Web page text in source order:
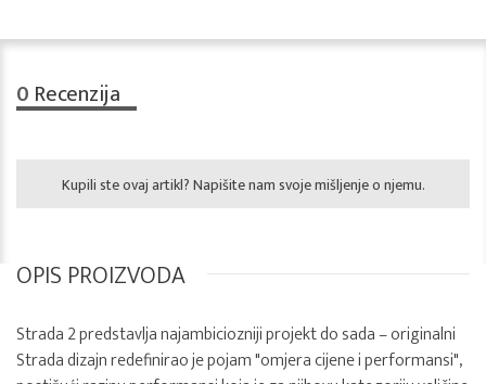
0 Recenzija
Kupili ste ovaj artikl? Napišite nam svoje mišljenje o njemu.
OPIS PROIZVODA
Strada 2 predstavlja najambiciozniji projekt do sada – originalni
Strada dizajn redefinirao je pojam "omjera cijene i performansi",